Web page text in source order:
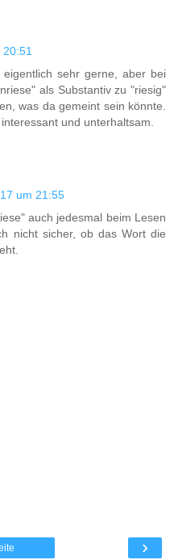
20:51
sehr gerne, aber bei
als Substantiv zu "riesig"
was da gemeint sein könnte.
und unterhaltsam.
um 21:55
auch jedesmal beim Lesen
nicht sicher, ob das Wort die
›